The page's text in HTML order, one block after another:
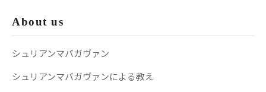
About us
シュリアンマバガヴァン
シュリアンマバガヴァンによる教え